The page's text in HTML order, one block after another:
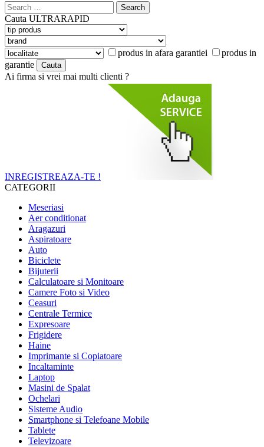
Search
for:
Cauta ULTRARAPID
produs in afara garantiei
produs in
garantie
Ai firma si vrei mai multi clienti ?
INREGISTREAZA-TE !
CATEGORII
Meseriasi
Aer conditionat
Aragazuri
Aspiratoare
Auto
Biciclete
Bijuterii
Calculatoare si Monitoare
Camere Foto si Video
Ceasuri
Centrale Termice
Expresoare
Frigidere
Haine
Imprimante si Copiatoare
Incaltaminte
Laptop
Masini de Spalat
Ochelari
Sisteme Audio
Smartphone si Telefoane Mobile
Tablete
Televizoare